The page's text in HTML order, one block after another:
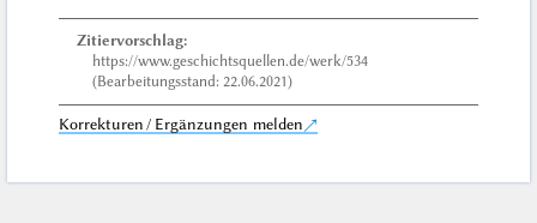
Zitiervorschlag:
https://www.geschichtsquellen.de/werk/534
(Bearbeitungsstand: 22.06.2021)
Korrekturen / Ergänzungen melden